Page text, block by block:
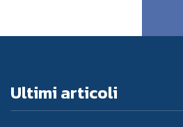
Ultimi articoli